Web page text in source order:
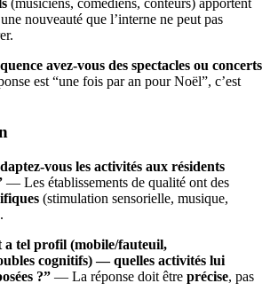
(musiciens, comédiens, conteurs) apportent
nouveauté que l’interne ne peut pas
avez-vous des spectacles ou concerts
est “une fois par an pour Noël”, c’est
vous les activités aux résidents
— Les établissements de qualité ont des
(stimulation sensorielle, musique,
a tel profil (mobile/fauteuil,
cognitifs) — quelles activités lui
?” — La réponse doit être précise, pas